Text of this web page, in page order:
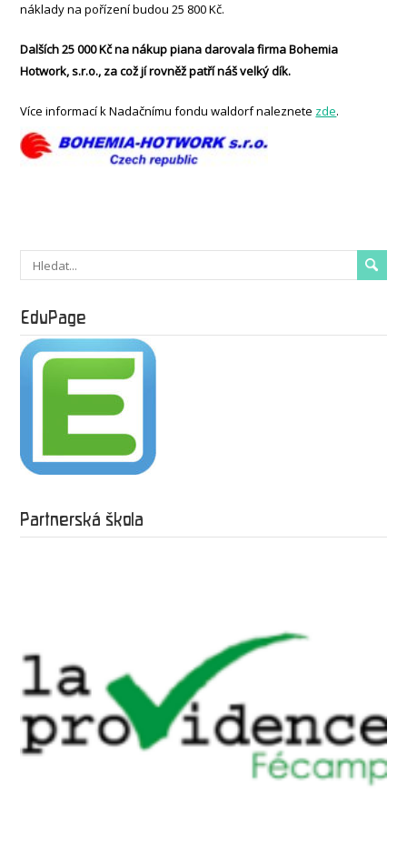
náklady na pořízení budou 25 800 Kč.
Dalších 25 000 Kč na nákup piana darovala firma Bohemia
Hotwork, s.r.o., za což jí rovněž patří náš velký dík.
Více informací k Nadačnímu fondu waldorf naleznete zde.
EduPage
Partnerská škola